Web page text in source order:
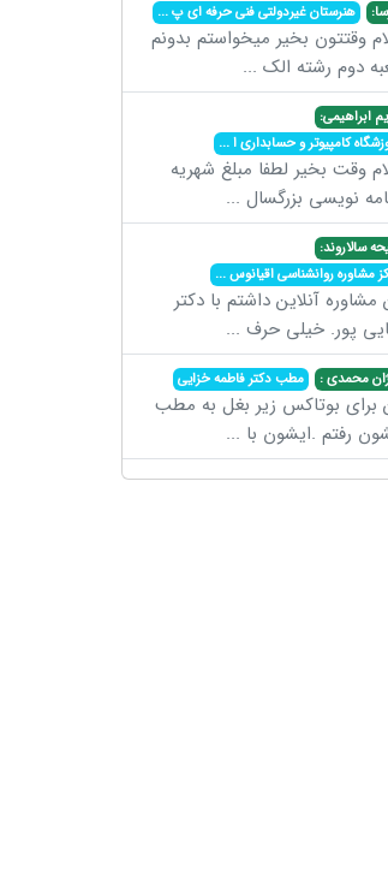
هنرستان غیردولتی فنی حرفه ای پ...
وقتتون بخیر میخواستم بدونم
دوم رشته الک ...
ابراهیمی:
کامپیوتر و حسابداری ا...
وقت بخیر لطفا مبلغ شهریه
نویسی بزرگسال ...
سالاروند:
مشاوره روانشناسی اقیانوس...
آنلاین داشتم با دکتر
پور. خیلی حرف ...
محمدی : مطب دکتر فاطمه خزایی
برای بوتاکس زیر بغل به مطب
رفتم .ایشون با ...